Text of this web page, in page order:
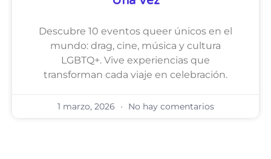
Descubre 10 eventos queer únicos en el
mundo: drag, cine, música y cultura
LGBTQ+. Vive experiencias que
transforman cada viaje en celebración.
1 marzo, 2026 No hay comentarios